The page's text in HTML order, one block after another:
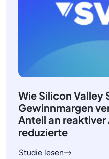
Wie Silicon Valley
Gewinnmargen
Anteil an reaktiver
reduzierte
Studie lesen